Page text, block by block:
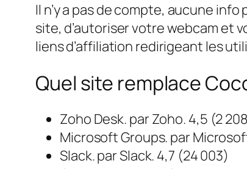
Il n’y a pas de compte, aucune
site, d’autoriser votre webcam et
liens d’affiliation redirigeant les
Quel site remplace
Zoho Desk. par Zoho. 4,5 (2
Microsoft Groups. par
Slack.par Slack. 4,7 (24 003)